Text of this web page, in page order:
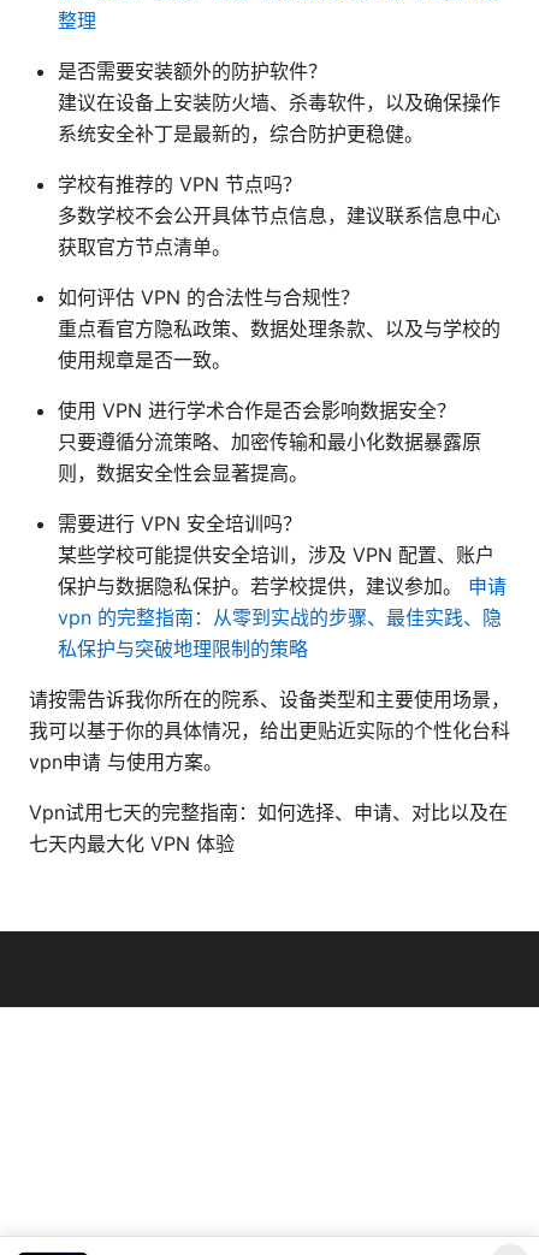
整理
是否需要安装额外的防护软件？
建议在设备上安装防火墙、杀毒软件，以及确保操作
系统安全补丁是最新的，综合防护更稳健。
学校有推荐的 VPN 节点吗？
多数学校不会公开具体节点信息，建议联系信息中心
获取官方节点清单。
如何评估 VPN 的合法性与合规性？
重点看官方隐私政策、数据处理条款、以及与学校的
使用规章是否一致。
使用 VPN 进行学术合作是否会影响数据安全？
只要遵循分流策略、加密传输和最小化数据暴露原
则，数据安全性会显著提高。
需要进行 VPN 安全培训吗？
某些学校可能提供安全培训，涉及 VPN 配置、账户
保护与数据隐私保护。若学校提供，建议参加。 申请
vpn 的完整指南：从零到实战的步骤、最佳实践、隐
私保护与突破地理限制的策略
请按需告诉我你所在的院系、设备类型和主要使用场景，
我可以基于你的具体情况，给出更贴近实际的个性化台科
vpn申请 与使用方案。
Vpn试用七天的完整指南：如何选择、申请、对比以及在
七天内最大化 VPN 体验